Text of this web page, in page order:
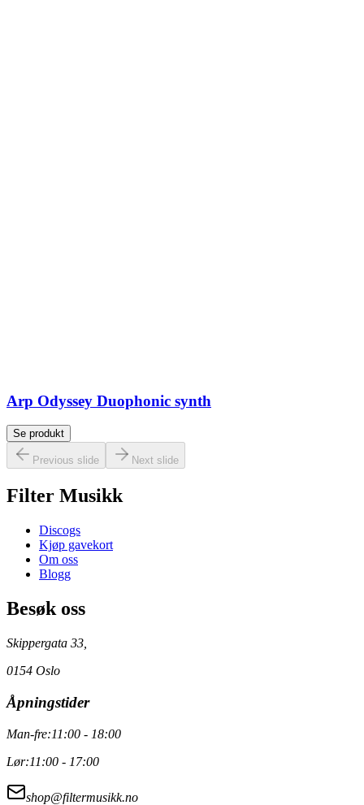
Arp Odyssey Duophonic synth
Se produkt
Previous slide Next slide
Filter Musikk
Discogs
Kjøp gavekort
Om oss
Blogg
Besøk oss
Skippergata 33,
0154 Oslo
Åpningstider
Man-fre:11:00 - 18:00
Lør:11:00 - 17:00
shop@filtermusikk.no